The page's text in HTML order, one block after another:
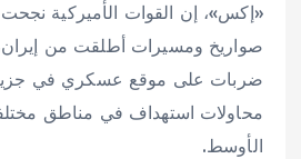
«إكس»، إن القوات الأميركية
صواريخ ومسيرات أطلقت من
ضربات على موقع عسكري في
محاولات استهداف في مناطق
الأوسط.